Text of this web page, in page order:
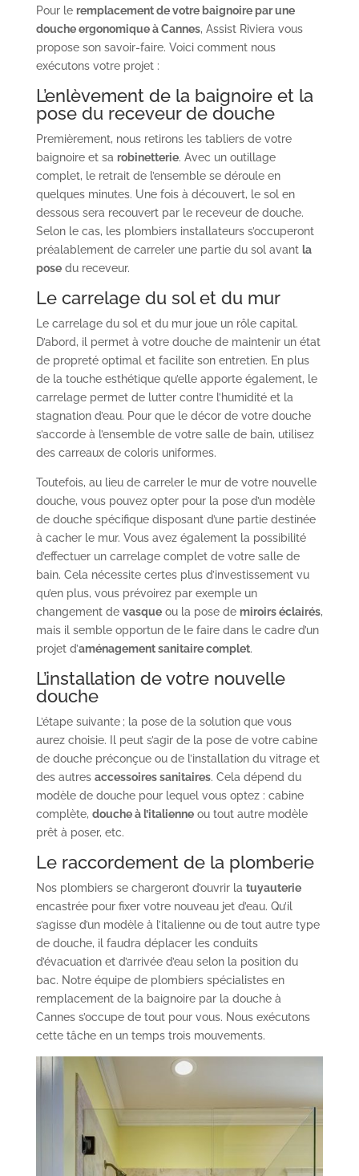
Pour le remplacement de votre baignoire par une
douche ergonomique à Cannes, Assist Riviera vous
propose son savoir-faire. Voici comment nous
exécutons votre projet :
L’enlèvement de la baignoire et la
pose du receveur de douche
Premièrement, nous retirons les tabliers de votre
baignoire et sa robinetterie. Avec un outillage
complet, le retrait de l’ensemble se déroule en
quelques minutes. Une fois à découvert, le sol en
dessous sera recouvert par le receveur de douche.
Selon le cas, les plombiers installateurs s’occuperont
préalablement de carreler une partie du sol avant la
posedu receveur.
Le carrelage du sol et du mur
Le carrelage du sol et du mur joue un rôle capital.
D’abord, il permet à votre douche de maintenir un état
de propreté optimal et facilite son entretien. En plus
de la touche esthétique qu’elle apporte également, le
carrelage permet de lutter contre l’humidité et la
stagnation d’eau. Pour que le décor de votre douche
s’accorde à l’ensemble de votre salle de bain, utilisez
des carreaux de coloris uniformes.
Toutefois, au lieu de carreler le mur de votre nouvelle
douche, vous pouvez opter pour la pose d’un modèle
de douche spécifique disposant d’une partie destinée
à cacher le mur. Vous avez également la possibilité
d’effectuer un carrelage complet de votre salle de
bain. Cela nécessite certes plus d’investissement vu
qu’en plus, vous prévoirez par exemple un
changement de vasqueou la pose de miroirs éclairés,
mais il semble opportun de le faire dans le cadre d’un
projet d’aménagement sanitaire complet.
L’installation de votre nouvelle
douche
L’étape suivante ; la pose de la solution que vous
aurez choisie. Il peut s’agir de la pose de votre cabine
de douche préconçue ou de l’installation du vitrage et
des autres accessoires sanitaires. Cela dépend du
modèle de douche pour lequel vous optez : cabine
complète, douche à l’italienneou tout autre modèle
prêt à poser, etc.
Le raccordement de la plomberie
Nos plombiers se chargeront d’ouvrir la tuyauterie
encastrée pour fixer votre nouveau jet d’eau. Qu’il
s’agisse d’un modèle à l’italienne ou de tout autre type
de douche, il faudra déplacer les conduits
d’évacuation et d’arrivée d’eau selon la position du
bac. Notre équipe de plombiers spécialistes en
remplacement de la baignoire par la douche à
Cannes s’occupe de tout pour vous. Nous exécutons
cette tâche en un temps trois mouvements.